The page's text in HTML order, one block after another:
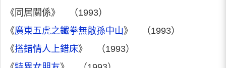
《同居關係》 （1993）
《廣東五虎之鐵拳無敵孫中山》 （1993）
《搭錯情人上錯床》 （1993）